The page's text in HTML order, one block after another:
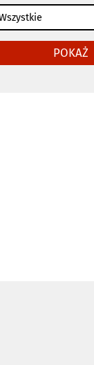
POKAŻ